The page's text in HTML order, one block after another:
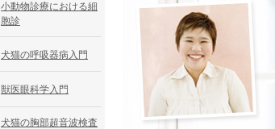
小動物診療における細
胞診
犬猫の呼吸器病入門
獣医眼科学入門
犬猫の胸部超音波検査